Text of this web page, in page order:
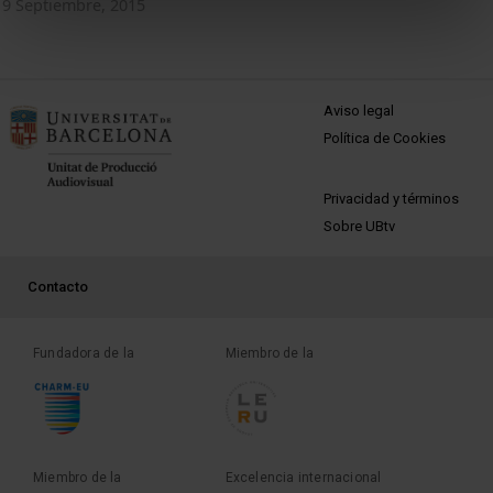
MENÚ PEU 1
Aviso legal
Política de Cookies
PEU 2
Privacidad y términos
Sobre UBtv
PEU 3
Contacto
Fundadora de la Miembro de la
Miembro de la Excelencia internacional